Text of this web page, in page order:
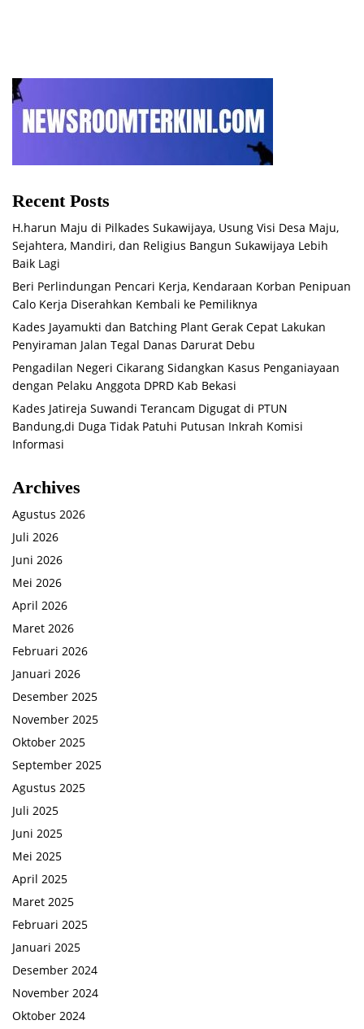
Recent Posts
H.harun Maju di Pilkades Sukawijaya, Usung Visi Desa Maju,
Sejahtera, Mandiri, dan Religius Bangun Sukawijaya Lebih
Baik Lagi
Beri Perlindungan Pencari Kerja, Kendaraan Korban Penipuan
Calo Kerja Diserahkan Kembali ke Pemiliknya
Kades Jayamukti dan Batching Plant Gerak Cepat Lakukan
Penyiraman Jalan Tegal Danas Darurat Debu
Pengadilan Negeri Cikarang Sidangkan Kasus Penganiayaan
dengan Pelaku Anggota DPRD Kab Bekasi
Kades Jatireja Suwandi Terancam Digugat di PTUN
Bandung,di Duga Tidak Patuhi Putusan Inkrah Komisi
Informasi
Archives
Agustus 2026
Juli 2026
Juni 2026
Mei 2026
April 2026
Maret 2026
Februari 2026
Januari 2026
Desember 2025
November 2025
Oktober 2025
September 2025
Agustus 2025
Juli 2025
Juni 2025
Mei 2025
April 2025
Maret 2025
Februari 2025
Januari 2025
Desember 2024
November 2024
Oktober 2024